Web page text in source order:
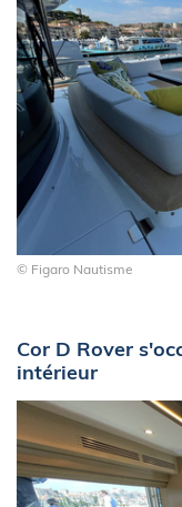
© Figaro Nautisme
Cor D Rover
intérieur